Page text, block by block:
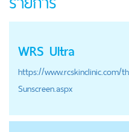
WRS Ultra
https://www.rcskinclinic.com/
Sunscreen.aspx